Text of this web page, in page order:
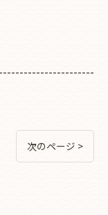
次のページ >